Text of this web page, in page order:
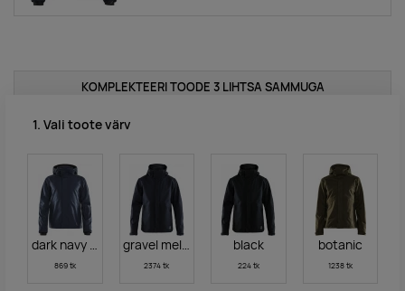
KOMPLEKTEERI TOODE 3 LIHTSA SAMMUGA
1. Vali toote värv
dark navy melange
869 tk
gravel melange
2374 tk
black
224 tk
botanic
1238 tk